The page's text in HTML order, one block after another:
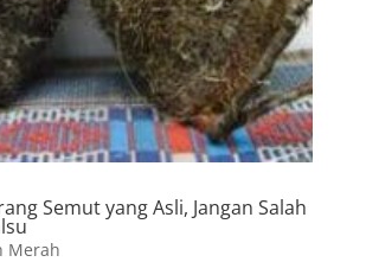
Semut yang Asli, Jangan Salah
Merah